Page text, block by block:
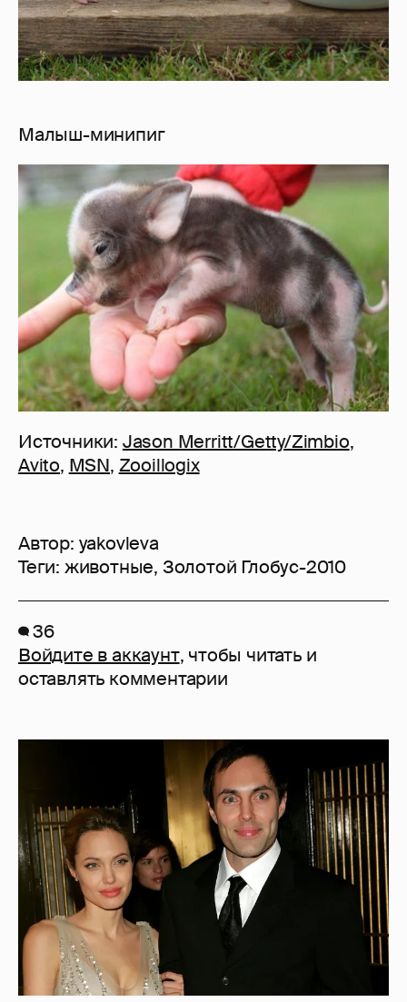
Малыш-минипиг
Источники: Jason Merritt/Getty/Zimbio,
Avito, MSN, Zooillogix
Автор: yakovleva
Теги: животные, Золотой Глобус-2010
36
Войдите в аккаунт, чтобы читать и
оставлять комментарии